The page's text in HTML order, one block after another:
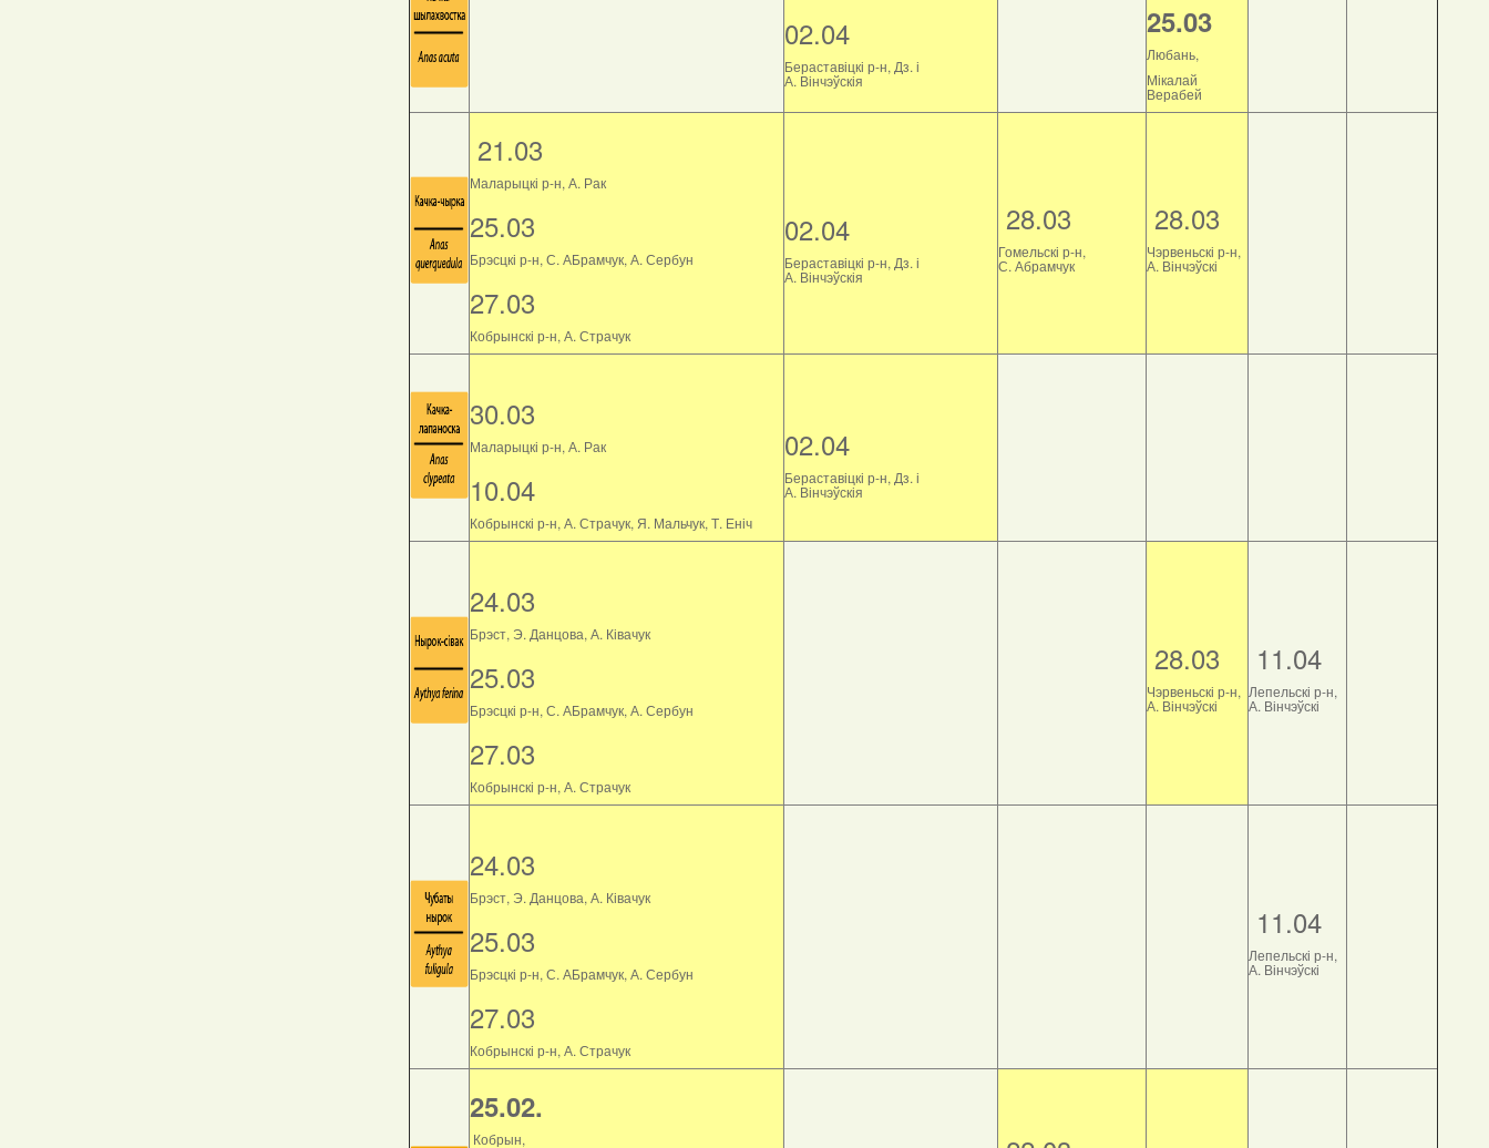
02.04
Бераставіцкі р-н, Дз. і
А. Вінчэўскія
25.03
Любань,
Мікалай
Верабей
21.03
Маларыцкі р-н, А. Рак
25.03
Брэсцкі р-н, С. АБрамчук, А. Сербун
27.03
Кобрынскі р-н, А. Страчук
02.04
Бераставіцкі р-н, Дз. і
А. Вінчэўскія
28.03
Гомельскі р-н,
С. Абрамчук
28.03
Чэрвеньскі р-н,
А. Вінчэўскі
30.03
Маларыцкі р-н, А. Рак
10.04
Кобрынскі р-н, А. Страчук, Я. Мальчук, Т. Еніч
02.04
Бераставіцкі р-н, Дз. і
А. Вінчэўскія
24.03
Брэст, Э. Данцова, А. Ківачук
25.03
Брэсцкі р-н, С. АБрамчук, А. Сербун
27.03
Кобрынскі р-н, А. Страчук
28.03
Чэрвеньскі р-н,
А. Вінчэўскі
11.04
Лепельскі р-н,
А. Вінчэўскі
24.03
Брэст, Э. Данцова, А. Ківачук
25.03
Брэсцкі р-н, С. АБрамчук, А. Сербун
27.03
Кобрынскі р-н, А. Страчук
11.04
Лепельскі р-н,
А. Вінчэўскі
25.02.
Кобрын,